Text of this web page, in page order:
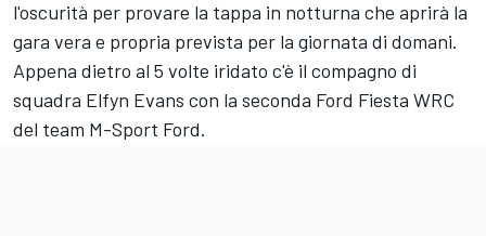
l'oscurità per provare la tappa in notturna che aprirà la
gara vera e propria prevista per la giornata di domani.
Appena dietro al 5 volte iridato c'è il compagno di
squadra Elfyn Evans con la seconda Ford Fiesta WRC
del team M-Sport Ford.